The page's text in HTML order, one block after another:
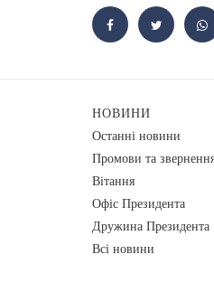
НОВИНИ
Останні новини
Промови та
Вiтання
Офіс Президента
Дружина Президента
Всі новини